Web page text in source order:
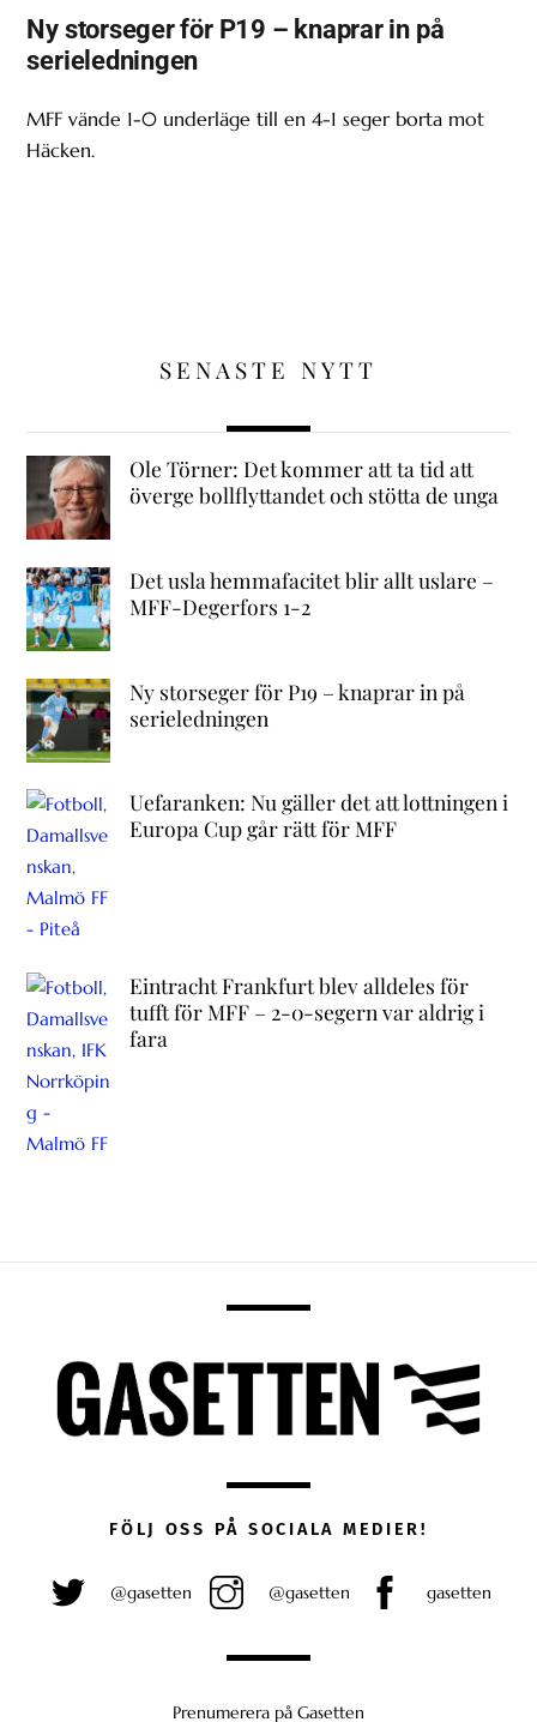
Ny storseger för P19 – knaprar in på
serieledningen
MFF vände 1-0 underläge till en 4-1 seger borta mot
Häcken.
SENASTE NYTT
Ole Törner: Det kommer att ta tid att
överge bollflyttandet och stötta de unga
Det usla hemmafacitet blir allt uslare –
MFF-Degerfors 1-2
Ny storseger för P19 – knaprar in på
serieledningen
Uefaranken: Nu gäller det att lottningen i
Europa Cup går rätt för MFF
Eintracht Frankfurt blev alldeles för
tufft för MFF – 2-0-segern var aldrig i
fara
FÖLJ OSS PÅ SOCIALA MEDIER!
@gasetten @gasetten gasetten
Prenumerera på Gasetten